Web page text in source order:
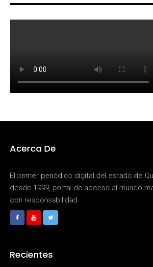
Acerca De
El primer periódico digital del estado de
desde 1999, portal de acceso al mundo
con responsabilidad.
Recientes